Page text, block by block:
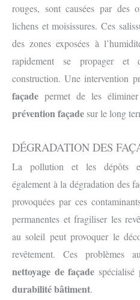
rouges, sont causées par des
lichens et moisissures. Ces
des zones exposées à
rapidement se propager et
construction. Une intervention
façade permet de les
prévention façade sur le long
DÉGRADATION DES
La pollution et les dépôts
également à la dégradation des
provoquées par ces
permanentes et fragiliser les
au soleil peut provoquer le
revêtement. Ces problèmes
nettoyage de façade
durabilité bâtiment.